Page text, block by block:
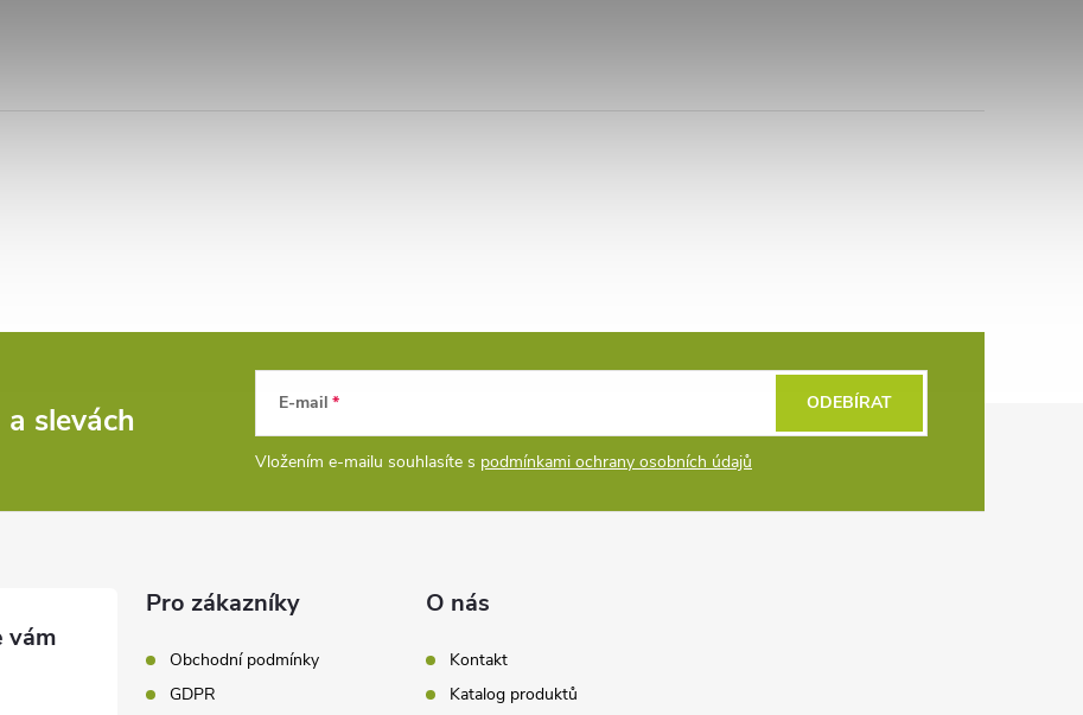
a slevách E-mail
Vložením e-mailu souhlasíte s podmínkami ochrany osobních údajů
ODEBÍRAT
Pro zákazníky
Obchodní podmínky
GDPR
O nás
Kontakt
Katalog produktů